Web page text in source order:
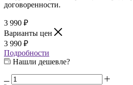
договоренности.
3 990 ₽
Варианты цен
3 990 ₽
Подробности
Нашли дешевле?